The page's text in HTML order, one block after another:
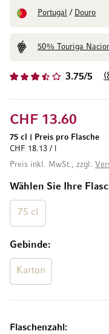
3.75/5
Portugal / Douro
50% Touriga
Wählen Sie Ihre
75 cl
Gebinde
Karton
CHF 13.60
75 cl
Preis pro Flasche
CHF 18.13 / l
Preis inkl. MwSt., zzgl.
Flaschenzahl